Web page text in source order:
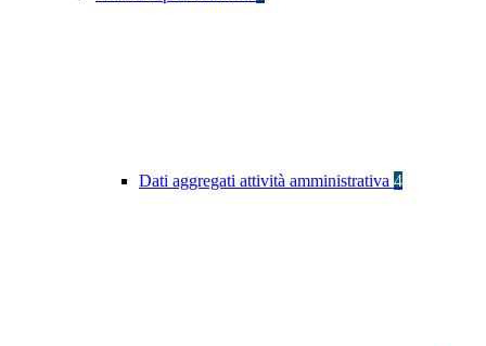
Dati aggregati attività amministrativa 4